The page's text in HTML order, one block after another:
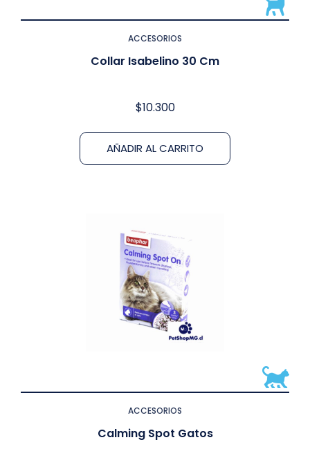
ACCESORIOS
Collar Isabelino 30 Cm
$10.300
AÑADIR AL CARRITO
ACCESORIOS
Calming Spot Gatos